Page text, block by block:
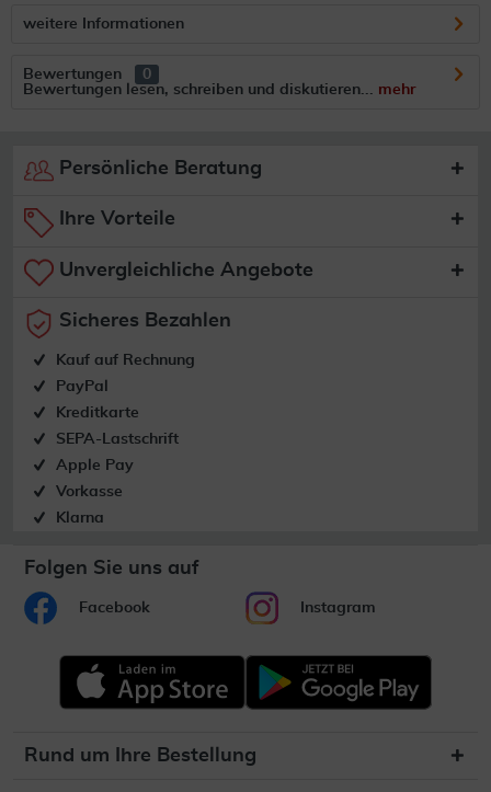
weitere Informationen
Bewertungen
0
Bewertungen lesen, schreiben und diskutieren... mehr
Persönliche Beratung
Ihre Vorteile
Unvergleichliche Angebote
Sicheres Bezahlen
Kauf auf Rechnung
PayPal
Kreditkarte
SEPA-Lastschrift
Apple Pay
Vorkasse
Klarna
Folgen Sie uns auf
Facebook Instagram
Rund um Ihre Bestellung